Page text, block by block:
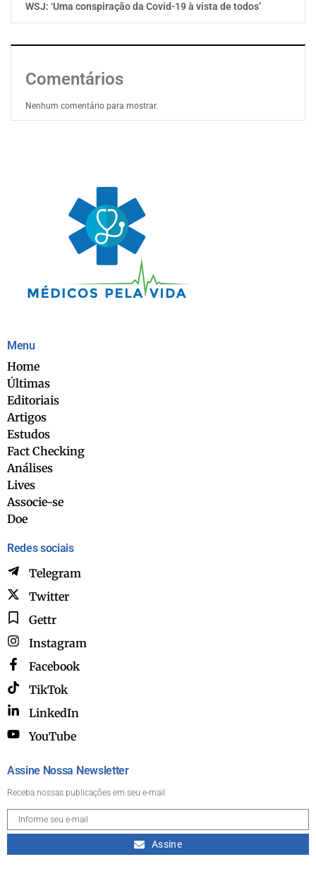
WSJ: ‘Uma conspiração da Covid-19 à vista de todos’
Comentários
Nenhum comentário para mostrar.
Menu
Home
Últimas
Editoriais
Artigos
Estudos
Fact Checking
Análises
Lives
Associe-se
Doe
Redes sociais
Telegram
Twitter
Gettr
Instagram
Facebook
TikTok
LinkedIn
YouTube
Assine Nossa Newsletter
Receba nossas publicações em seu e-mail
Assine